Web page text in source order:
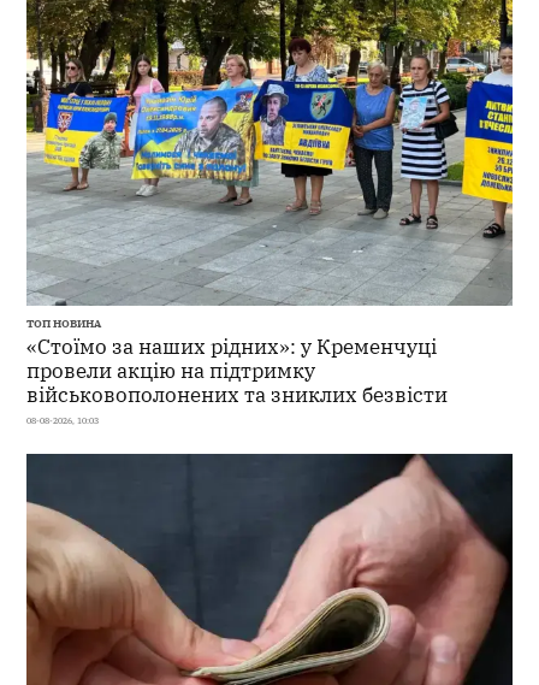
ТОП НОВИНА
«Стоїмо за наших рідних»: у Кременчуці
провели акцію на підтримку
військовополонених та зниклих безвісти
08-08-2026, 10:03